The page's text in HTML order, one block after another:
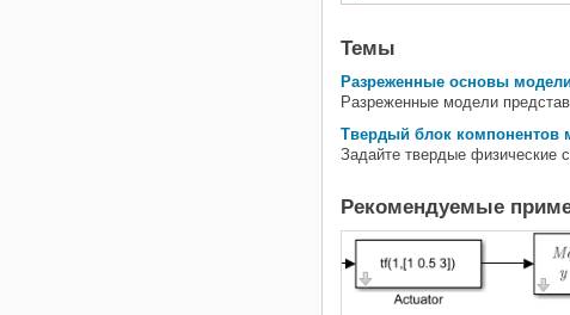
Темы
Разреженные основы
Разреженные модели
Твердый блок компонентов
Задайте твердые физические
Рекомендуемые